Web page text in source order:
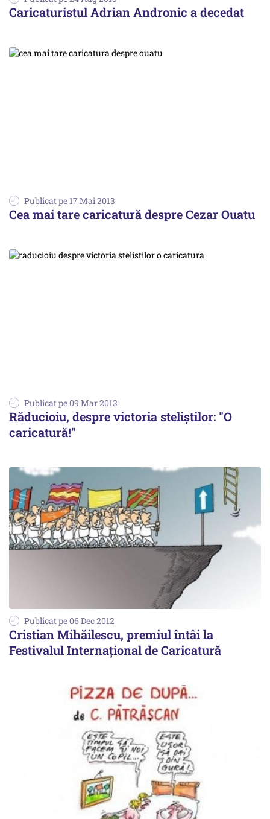
Caricaturistul Adrian Andronic a decedat
Publicat pe 17 Mai 2013
Cea mai tare caricatură despre Cezar Ouatu
Publicat pe 09 Mar 2013
Răducioiu, despre victoria steliștilor: "O
caricatură!"
Publicat pe 06 Dec 2012
Cristian Mihăilescu, premiul întâi la
Festivalul Internațional de Caricatură